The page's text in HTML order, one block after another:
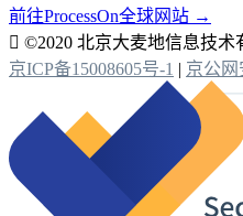
前往ProcessOn全球网站 →
 ©2020 北京大麦地信息技术
京ICP备15008605号-1 | 京公网